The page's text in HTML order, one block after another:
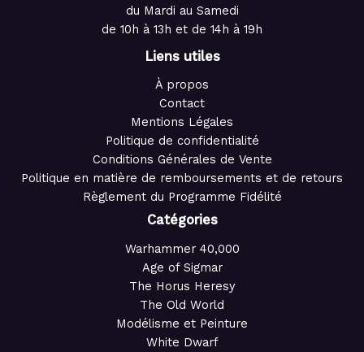
du Mardi au Samedi
de 10h à 13h et de 14h à 19h
Liens utiles
À propos
Contact
Mentions Légales
Politique de confidentialité
Conditions Générales de Vente
Politique en matière de remboursements et de retours
Règlement du Programme Fidélité
Catégories
Warhammer 40,000
Age of Sigmar
The Horus Heresy
The Old World
Modélisme et Peinture
White Dwarf